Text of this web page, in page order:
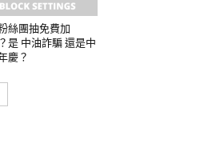
絲團抽免費加
是 中油詐騙 還是中
慶？